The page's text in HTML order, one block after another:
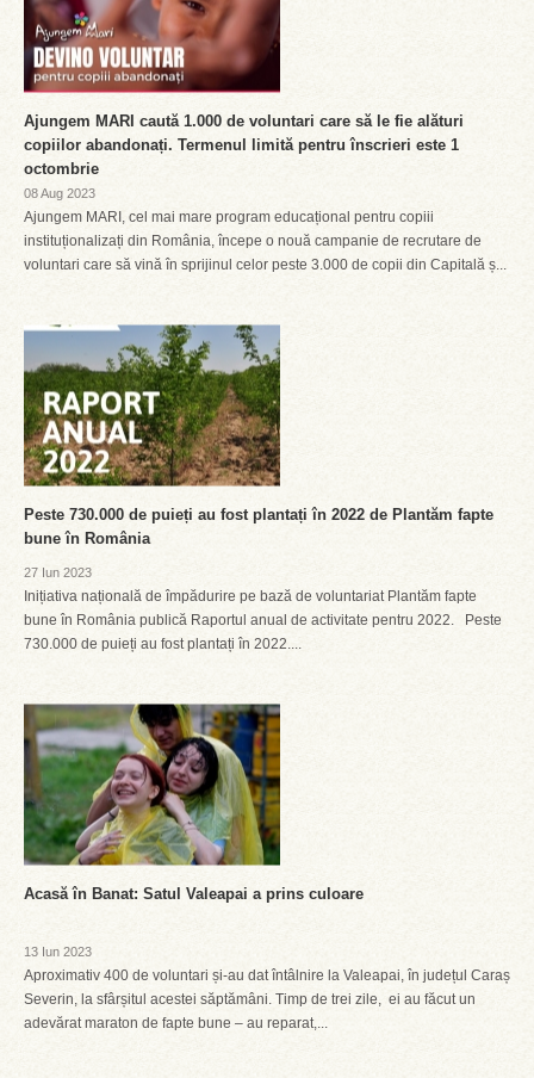
Ajungem MARI caută 1.000 de voluntari care să le fie alături
copiilor abandonați. Termenul limită pentru înscrieri este 1
octombrie
08 Aug 2023
Ajungem MARI, cel mai mare program educațional pentru copiii
instituționalizați din România, începe o nouă campanie de recrutare de
voluntari care să vină în sprijinul celor peste 3.000 de copii din Capitală ș...
Peste 730.000 de puieți au fost plantați în 2022 de Plantăm fapte
bune în România
27 Iun 2023
Inițiativa națională de împădurire pe bază de voluntariat Plantăm fapte
bune în România publică Raportul anual de activitate pentru 2022. Peste
730.000 de puieți au fost plantați în 2022....
Acasă în Banat: Satul Valeapai a prins culoare
13 Iun 2023
Aproximativ 400 de voluntari și-au dat întâlnire la Valeapai, în județul Caraș
Severin, la sfârșitul acestei săptămâni. Timp de trei zile, ei au făcut un
adevărat maraton de fapte bune – au reparat,...